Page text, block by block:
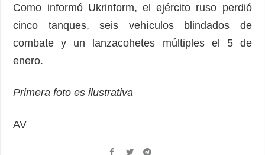
Como informó Ukrinform, el ejército ruso perdió
cinco tanques, seis vehículos blindados de
combate y un lanzacohetes múltiples el 5 de
enero.
Primera foto es ilustrativa
AV